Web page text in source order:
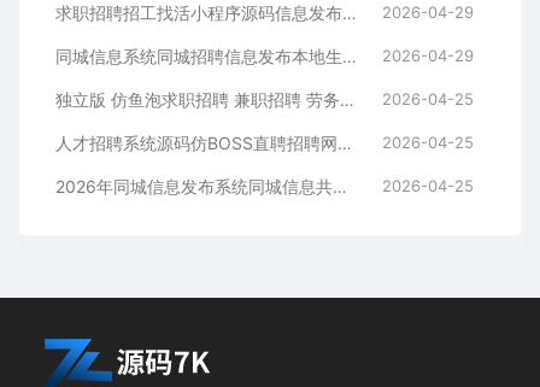
求职招聘招工找活小程序源码信息发布灵活用工企业求职boss招聘人力资源 2026-04-29
同城信息系统同城招聘信息发布本地生活信息便民服务租赁二手信息平台 2026-04-29
独立版 仿鱼泡求职招聘 兼职招聘 劳务招工小程序/公众号/劳务派遣人力资源人才boos 2026-04-25
人才招聘系统源码仿BOSS直聘招聘网前程无忧智联招聘企业招聘找工作网站源码招聘系统可封装APP 2026-04-25
2026年同城信息发布系统同城信息共享/租房/招聘求职 2026-04-25